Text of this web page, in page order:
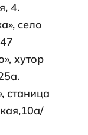
4.
село
хутор
станица